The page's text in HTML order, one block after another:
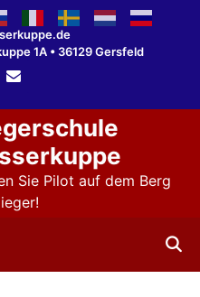
1A • 36129 Gersfeld
Sie Pilot auf dem Berg